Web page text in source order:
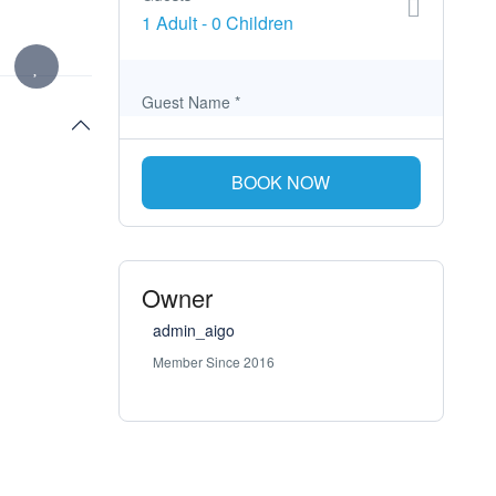
1 Adult-0 Children
Guest Name *
BOOK NOW
Owner
admin_aigo
Member Since 2016